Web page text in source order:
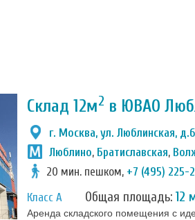
Склад 12м2 в ЮВАО
г. Москва, ул. Люблинская,
Люблино, Братиславская,
20 мин. пешком, +7 (495) 225-
Класс А
Общая площадь: 12
Аренда складского помещения с